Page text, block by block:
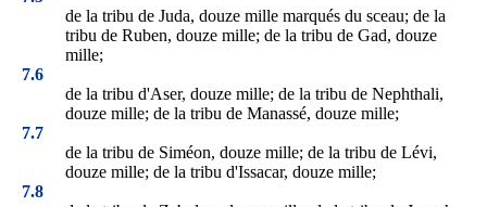
de la tribu de Juda, douze mille marqués du sceau; de la
tribu de Ruben, douze mille; de la tribu de Gad, douze
mille;
7.6
de la tribu d'Aser, douze mille; de la tribu de Nephthali,
douze mille; de la tribu de Manassé, douze mille;
7.7
de la tribu de Siméon, douze mille; de la tribu de Lévi,
douze mille; de la tribu d'Issacar, douze mille;
7.8